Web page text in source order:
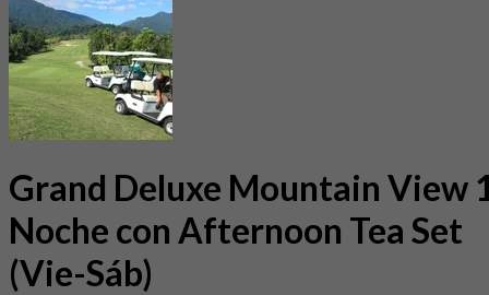
Grand Deluxe Mountain View
Noche con Afternoon Tea Set
(Vie-Sáb)